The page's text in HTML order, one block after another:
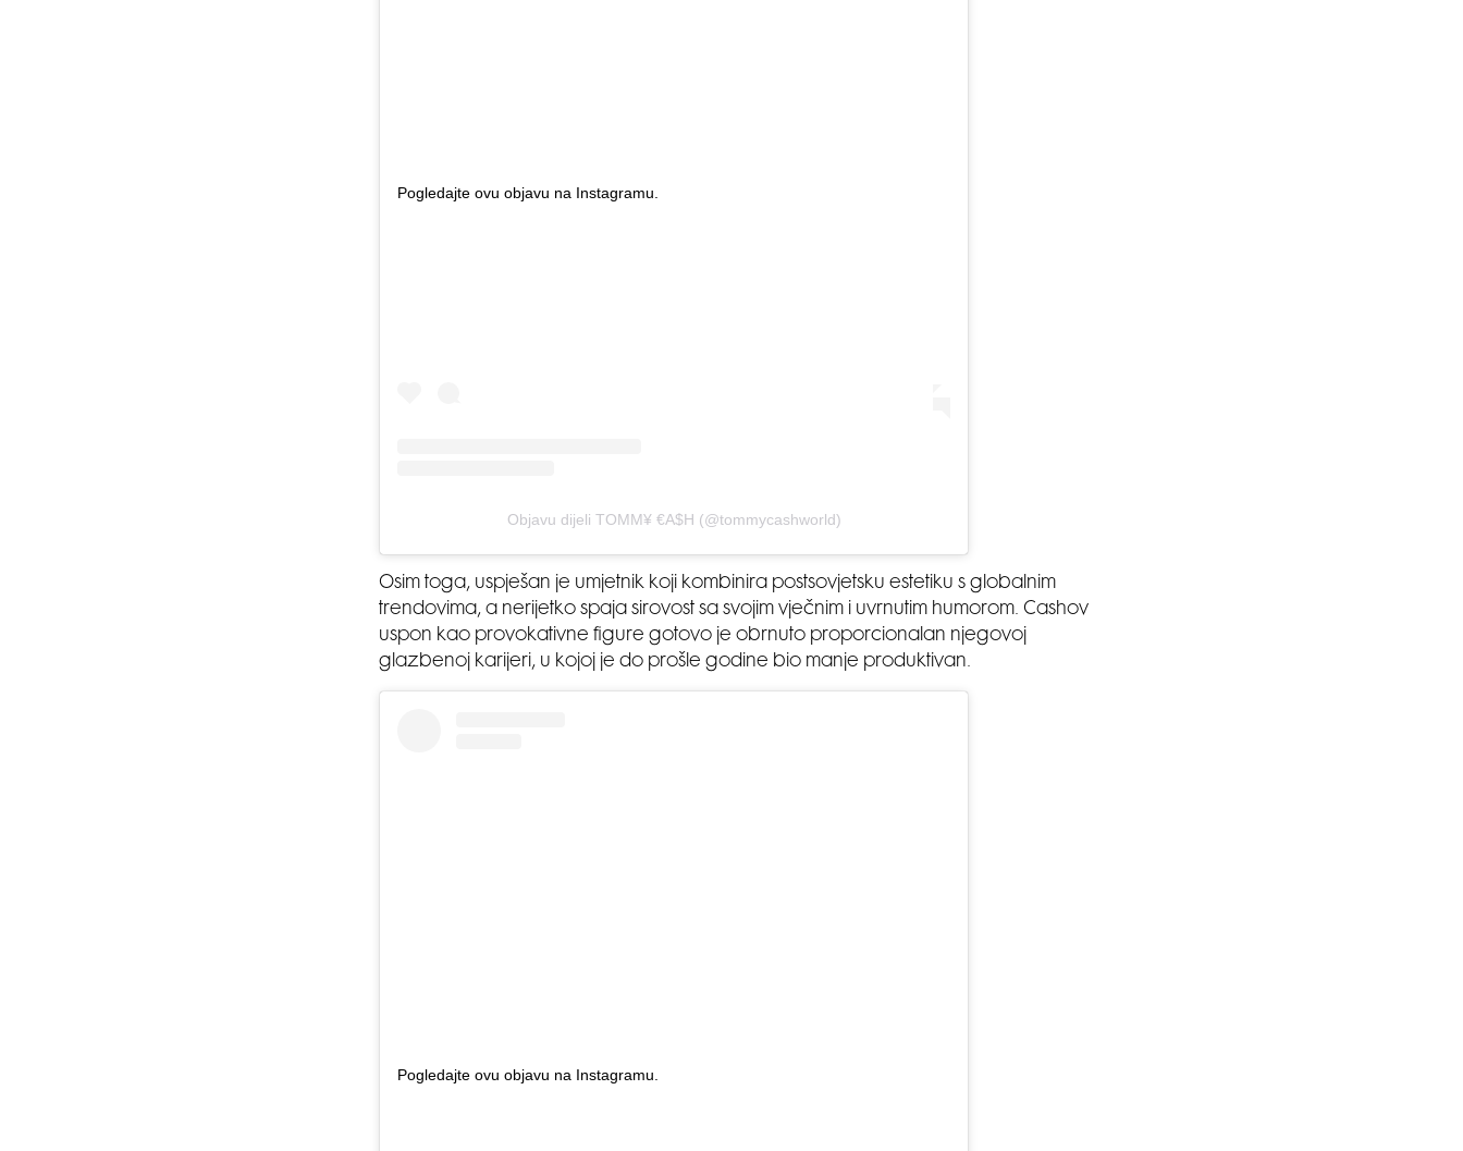
Pogledajte ovu objavu na Instagramu.
Objavu dijeli TOMM¥ €A$H (@tommycashworld)
Osim toga, uspješan je umjetnik koji kombinira postsovjetsku estetiku s globalnim
trendovima, a nerijetko spaja sirovost sa svojim vječnim i uvrnutim humorom. Cashov
uspon kao provokativne figure gotovo je obrnuto proporcionalan njegovoj
glazbenoj karijeri, u kojoj je do prošle godine bio manje produktivan.
Pogledajte ovu objavu na Instagramu.